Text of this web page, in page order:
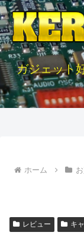
ガジェット
ホーム
レビュー キ